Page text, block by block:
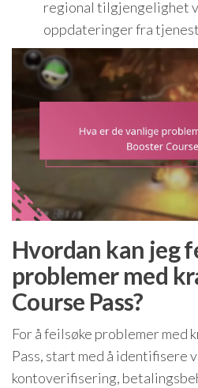
regional tilgjengelighet
oppdateringer fra
Hvordan kan jeg
problemer med
Course Pass?
For å feilsøke problemer med
Pass, start med å identifisere
kontoverifisering,